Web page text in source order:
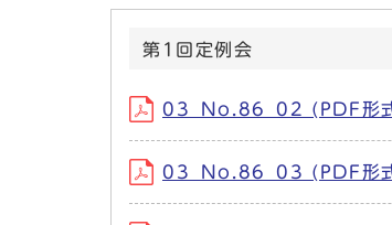
第1回定例会
03_No.86_02 (PDF形
03_No.86_03 (PDF形